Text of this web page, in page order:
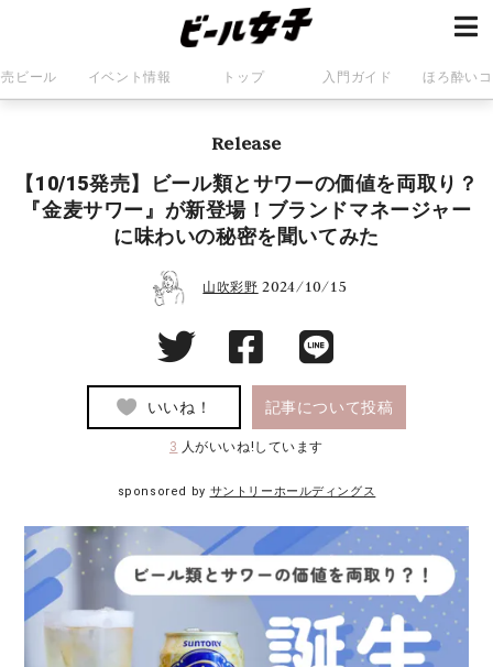
ビール イベント情報 トップ 入門ガイド ほろ酔い
Release
【10/15発売】ビール類とサワーの価値を両取り？
『金麦サワー』が新登場！ブランドマネージャー
に味わいの秘密を聞いてみた
山吹彩野 2024/10/15
いいね！ 記事について投稿
3 人がいいね!しています
sponsored by サントリーホールディングス